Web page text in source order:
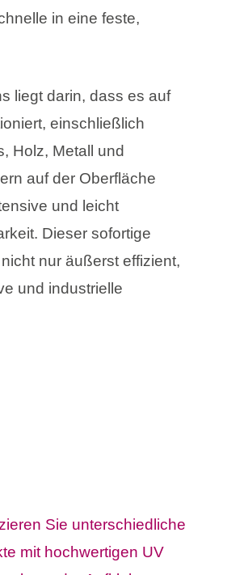
in eine feste,
liegt darin, dass es auf
einschließlich
Holz, Metall und
auf der Oberfläche
und leicht
Dieser sofortige
nicht nur äußerst effizient,
und industrielle